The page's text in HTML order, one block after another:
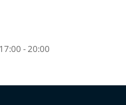
- 20:00